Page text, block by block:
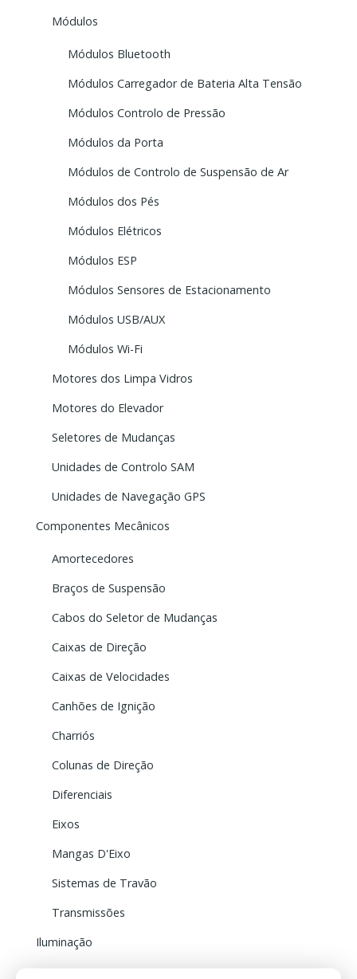
Módulos
Módulos Bluetooth
Módulos Carregador de Bateria Alta Tensão
Módulos Controlo de Pressão
Módulos da Porta
Módulos de Controlo de Suspensão de Ar
Módulos dos Pés
Módulos Elétricos
Módulos ESP
Módulos Sensores de Estacionamento
Módulos USB/AUX
Módulos Wi-Fi
Motores dos Limpa Vidros
Motores do Elevador
Seletores de Mudanças
Unidades de Controlo SAM
Unidades de Navegação GPS
Componentes Mecânicos
Amortecedores
Braços de Suspensão
Cabos do Seletor de Mudanças
Caixas de Direção
Caixas de Velocidades
Canhões de Ignição
Charriós
Colunas de Direção
Diferenciais
Eixos
Mangas D'Eixo
Sistemas de Travão
Transmissões
Iluminação